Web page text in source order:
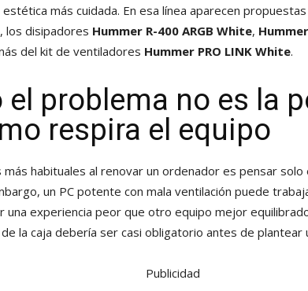
más cuidada. En esa línea aparecen
, los disipadores Hummer R-400 ARGB White,
del kit de ventiladores Hummer PRO LINK White.
el problema no es la
respira el equipo
habituales al renovar un ordenador es pensar
un PC potente con mala ventilación puede
una experiencia peor que otro equipo mejor
la caja debería ser casi obligatorio antes de plantear
Publicidad